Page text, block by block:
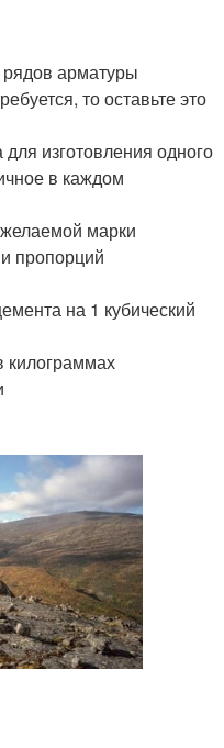
рядов арматуры
то оставьте это
изготовления одного
в каждом
марки
пропорций
на 1 кубический
килограммах